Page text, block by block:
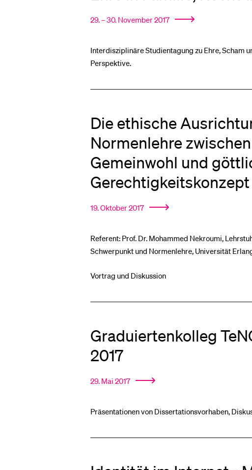
29. – 30. November 2017
Interdisziplinäre Studientagung zu Ehre, Scham
Perspektive.
Die ethische
Normenlehre
Gemeinwohl und
Gerechtigkeitskonzept
19. Oktober 2017
Referent: Prof. Dr. Mohammed Nekroumi,
Schwerpunkt und Normenlehre, Universität
Vortrag und Diskussion
Graduiertenkolleg
2017
29. Mai 2017
Präsentationen von Dissertationsvorhaben,
Mitarbeitende
Stellensuchende
Förderer
Medien